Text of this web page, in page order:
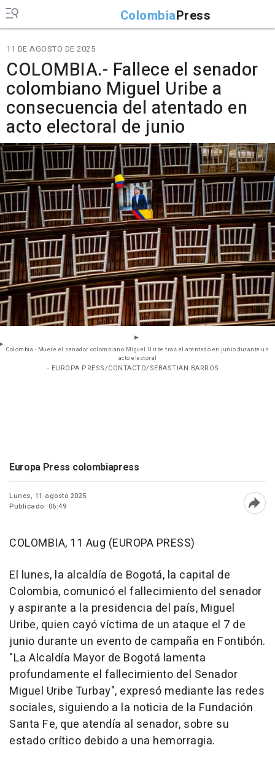
ColombiaPress
11 DE AGOSTO DE 2025
COLOMBIA.- Fallece el senador
colombiano Miguel Uribe a
consecuencia del atentado en
acto electoral de junio
Colombia.- Muere el senador colombiano Miguel Uribe tras el atentado en junio durante un
acto electoral
- EUROPA PRESS/CONTACTO/SEBASTIAN BARROS
Europa Press colombiapress
Lunes, 11 agosto 2025
Publicado: 06:49
COLOMBIA, 11 Aug (EUROPA PRESS)
El lunes, la alcaldía de Bogotá, la capital de
Colombia, comunicó el fallecimiento del senador
y aspirante a la presidencia del país, Miguel
Uribe, quien cayó víctima de un ataque el 7 de
junio durante un evento de campaña en Fontibón.
"La Alcaldía Mayor de Bogotá lamenta
profundamente el fallecimiento del Senador
Miguel Uribe Turbay", expresó mediante las redes
sociales, siguiendo a la noticia de la Fundación
Santa Fe, que atendía al senador, sobre su
estado crítico debido a una hemorragia.